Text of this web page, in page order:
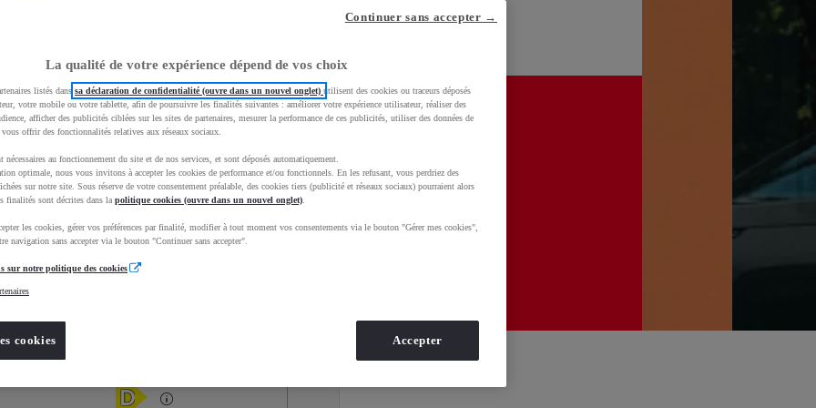
Services Concession
Occasions
La qualité de votre expérience dépend de vos choix
listés dans sa déclaration de confidentialité (ouvre dans un nouvel onglet) utilisent des cookies ou traceurs déposés
votre mobile ou votre tablette, afin de poursuivre les finalités suivantes : améliorer votre expérience utilisateur, réaliser des
afficher des publicités ciblées sur les sites de partenaires, mesurer la performance de ces publicités, utiliser des données de
offrir des fonctionnalités relatives aux réseaux sociaux.
nécessaires au fonctionnement du site et de nos services, et sont déposés automatiquement.
optimale, nous vous invitons à accepter les cookies de performance et/ou fonctionnels. En les refusant, vous perdriez des
sur notre site. Sous réserve de votre consentement préalable, des cookies tiers (publicité et réseaux sociaux) pourraient alors
finalités sont décrites dans la politique cookies (ouvre dans un nouvel onglet)
les cookies, gérer vos préférences par finalité, modifier à tout moment vos consentements via le bouton "Gérer mes cookies",
navigation sans accepter via le bouton "Continuer sans accepter".
sur notre politique des cookies
cookies
Continuer sans accepter →
Accepter